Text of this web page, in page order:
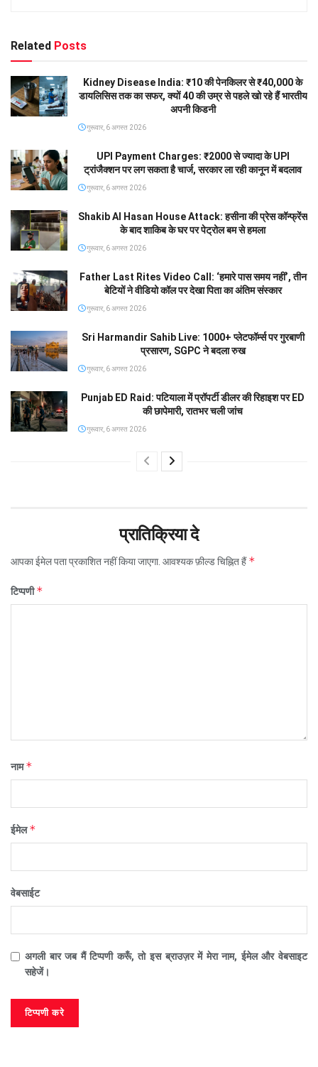
Related Posts
Kidney Disease India: ₹10 की पेनकिलर से ₹40,000 के
डायलिसिस तक का सफर, क्यों 40 की उम्र से पहले खो रहे हैं भारतीय
अपनी किडनी
गुरूवार, 6 अगस्त 2026
UPI Payment Charges: ₹2000 से ज्यादा के UPI
ट्रांजैक्शन पर लग सकता है चार्ज, सरकार ला रही कानून में बदलाव
गुरूवार, 6 अगस्त 2026
Shakib Al Hasan House Attack: हसीना की प्रेस कॉन्फ्रेंस
के बाद शाकिब के घर पर पेट्रोल बम से हमला
गुरूवार, 6 अगस्त 2026
Father Last Rites Video Call: ‘हमारे पास समय नहीं’, तीन
बेटियों ने वीडियो कॉल पर देखा पिता का अंतिम संस्कार
गुरूवार, 6 अगस्त 2026
Sri Harmandir Sahib Live: 1000+ प्लेटफॉर्म्स पर गुरबाणी
प्रसारण, SGPC ने बदला रुख
गुरूवार, 6 अगस्त 2026
Punjab ED Raid: पटियाला में प्रॉपर्टी डीलर की रिहाइश पर ED
की छापेमारी, रातभर चली जांच
गुरूवार, 6 अगस्त 2026
प्रातिक्रिया दे
आपका ईमेल पता प्रकाशित नहीं किया जाएगा. आवश्यक फ़ील्ड चिह्नित हैं*
टिप्पणी*
नाम*
ईमेल*
वेबसाईट
अगली बार जब मैं टिप्पणी करूँ, तो इस ब्राउज़र में मेरा नाम, ईमेल और वेबसाइट
सहेजें।